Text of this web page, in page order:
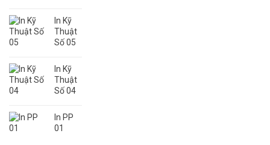
In Kỹ
Thuật
Số 05
In Kỹ
Thuật
Số 04
In PP
01